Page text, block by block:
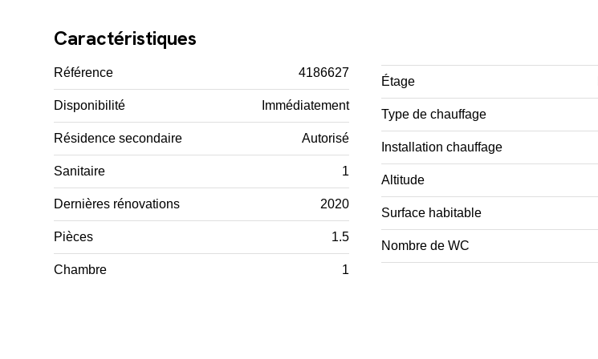
Caractéristiques
Référence 4186627
Disponibilité Immédiatement
Résidence secondaire Autorisé
Sanitaire 1
Dernières rénovations 2020
Pièces 1.5
Chambre 1
Étage
Type de chauffage
Installation chauffage
Altitude
Surface habitable
Nombre de WC